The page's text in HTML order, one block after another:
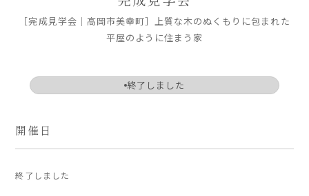
ARS HOMEとは
- 商品コンセプト
デザイン
ブログ
［完成見学会｜高岡市美幸町］上質な木のぬくもりに包まれた
平屋のように住まう家
終了しました
開催日
終了しました